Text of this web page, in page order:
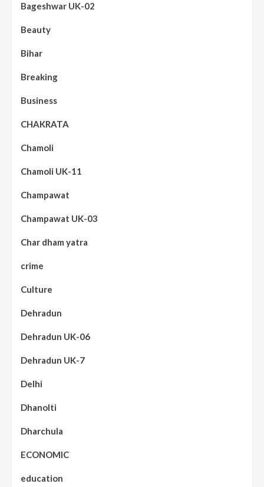
Bageshwar UK-02
Beauty
Bihar
Breaking
Business
CHAKRATA
Chamoli
Chamoli UK-11
Champawat
Champawat UK-03
Char dham yatra
crime
Culture
Dehradun
Dehradun UK-06
Dehradun UK-7
Delhi
Dhanolti
Dharchula
ECONOMIC
education